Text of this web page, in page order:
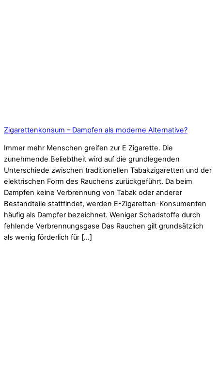
Zigarettenkonsum – Dampfen als moderne Alternative?
Immer mehr Menschen greifen zur E Zigarette. Die
zunehmende Beliebtheit wird auf die grundlegenden
Unterschiede zwischen traditionellen Tabakzigaretten und der
elektrischen Form des Rauchens zurückgeführt. Da beim
Dampfen keine Verbrennung von Tabak oder anderer
Bestandteile stattfindet, werden E-Zigaretten-Konsumenten
häufig als Dampfer bezeichnet. Weniger Schadstoffe durch
fehlende Verbrennungsgase Das Rauchen gilt grundsätzlich
als wenig förderlich für […]